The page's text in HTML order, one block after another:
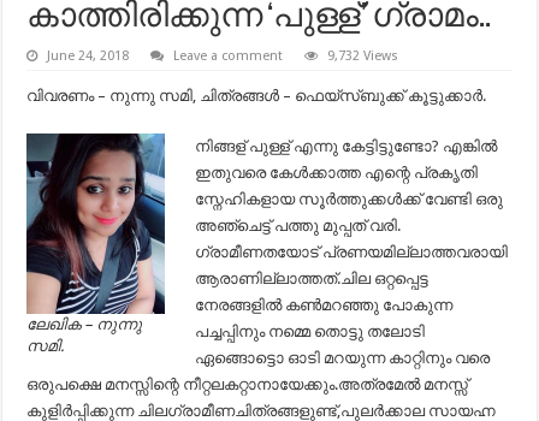
കാത്തിരിക്കുന്ന ‘പുള്ള്’ ഗ്രാമം..
June 24, 2018 Leave a comment 9,732 Views
വിവരണം – നുന്നു സമി, ചിത്രങ്ങൾ – ഫെയ്സ്ബുക്ക്‌ കൂട്ടുക്കാർ.
ലേഖിക – നുന്നു
സമി.
നിങ്ങള് പുള്ള് എന്നു കേട്ടിട്ടുണ്ടോ? എങ്കിൽ
ഇതുവരെ കേൾക്കാത്ത എന്റെ പ്രകൃതി
സ്നേഹികളായ സൂർത്തുക്കൾക്ക് വേണ്ടി ഒരു
അഞ്ചെട്ട് പത്തു മുപ്പത് വരി.
ഗ്രാമീണതയോട്‌ പ്രണയമില്ലാത്തവരായി
ആരാണില്ലാത്തത്‌.ചില ഒറ്റപ്പെട്ട
നേരങ്ങളിൽ കൺമറഞ്ഞു പോകുന്ന
പച്ചപ്പിനും നമ്മെ തൊട്ടു തലോടി
ഏങ്ങൊട്ടൊ ഓടി മറയുന്ന കാറ്റിനും വരെ
ഒരുപക്ഷെ മനസ്സിന്റെ നീറ്റലകറ്റാനായേക്കും.അത്രമേൽ മനസ്സ്‌
കുളിർപ്പിക്കുന്ന ചിലഗ്രാമീണചിത്രങ്ങളുണ്ട്‌,പുലർക്കാല സായഹ്ന